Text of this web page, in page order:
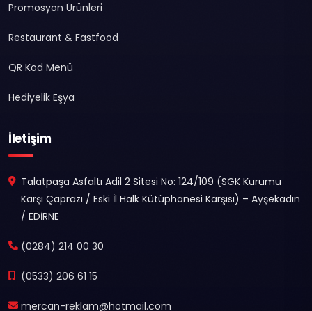
Promosyon Ürünleri
Restaurant & Fastfood
QR Kod Menü
Hediyelik Eşya
İletişim
Talatpaşa Asfaltı Adil 2 Sitesi No: 124/109 (SGK Kurumu
Karşı Çaprazı / Eski İl Halk Kütüphanesi Karşısı) – Ayşekadın
/ EDİRNE
(0284) 214 00 30
(0533) 206 61 15
mercan-reklam@hotmail.com